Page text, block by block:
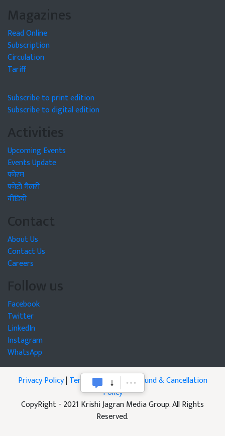
Magazines
Read Online
Subscription
Circulation
Tariff
Subscribe to print edition
Subscribe to digital edition
Activities
Upcoming Events
Events Update
फोरम
फोटो गैलरी
वीडियो
Contact
About Us
Contact Us
Careers
Follow us
Facebook
Twitter
LinkedIn
Instagram
WhatsApp
Privacy Policy|Terms of Service|Refund & Cancellation
Policy
CopyRight - 2021 Krishi Jagran Media Group. All Rights
Reserved.